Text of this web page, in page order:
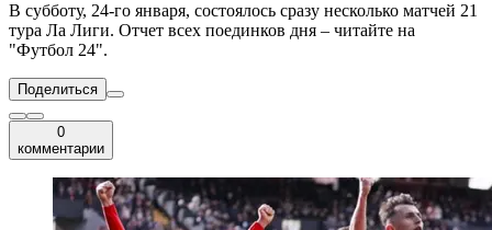
В субботу, 24-го января, состоялось сразу несколько матчей 21
тура Ла Лиги. Отчет всех поединков дня – читайте на
"Футбол 24".
Поделиться
0
комментарии